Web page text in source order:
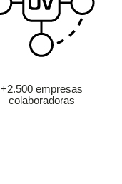
+2.500 empresas
colaboradoras